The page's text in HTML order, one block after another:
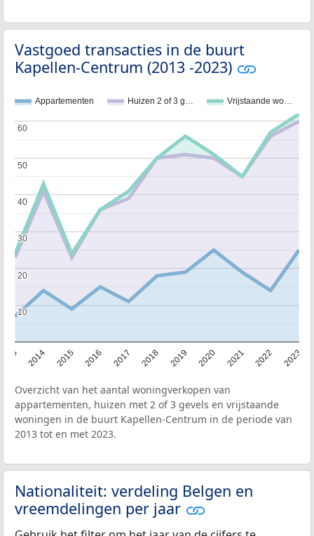
Vastgoed transacties in de buurt
Kapellen-Centrum (2013 -2023)
Appartementen Huizen 2 of 3 g… Vrijstaande wo…
2014 2015 2016 2017 2018 2019 2020 2021 2022 2023
10
10
20
20
30
30
40
40
50
50
60
60
Overzicht van het aantal woningverkopen van
appartementen, huizen met 2 of 3 gevels en vrijstaande
woningen in de buurt Kapellen-Centrum in de periode van
2013 tot en met 2023.
Nationaliteit: verdeling Belgen en
vreemdelingen per jaar